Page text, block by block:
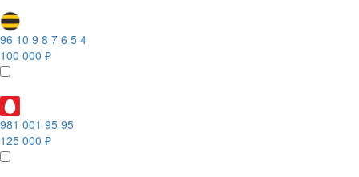
96 10 9 8 7 6 5 4
100 000 ₽
981 001 95 95
125 000 ₽